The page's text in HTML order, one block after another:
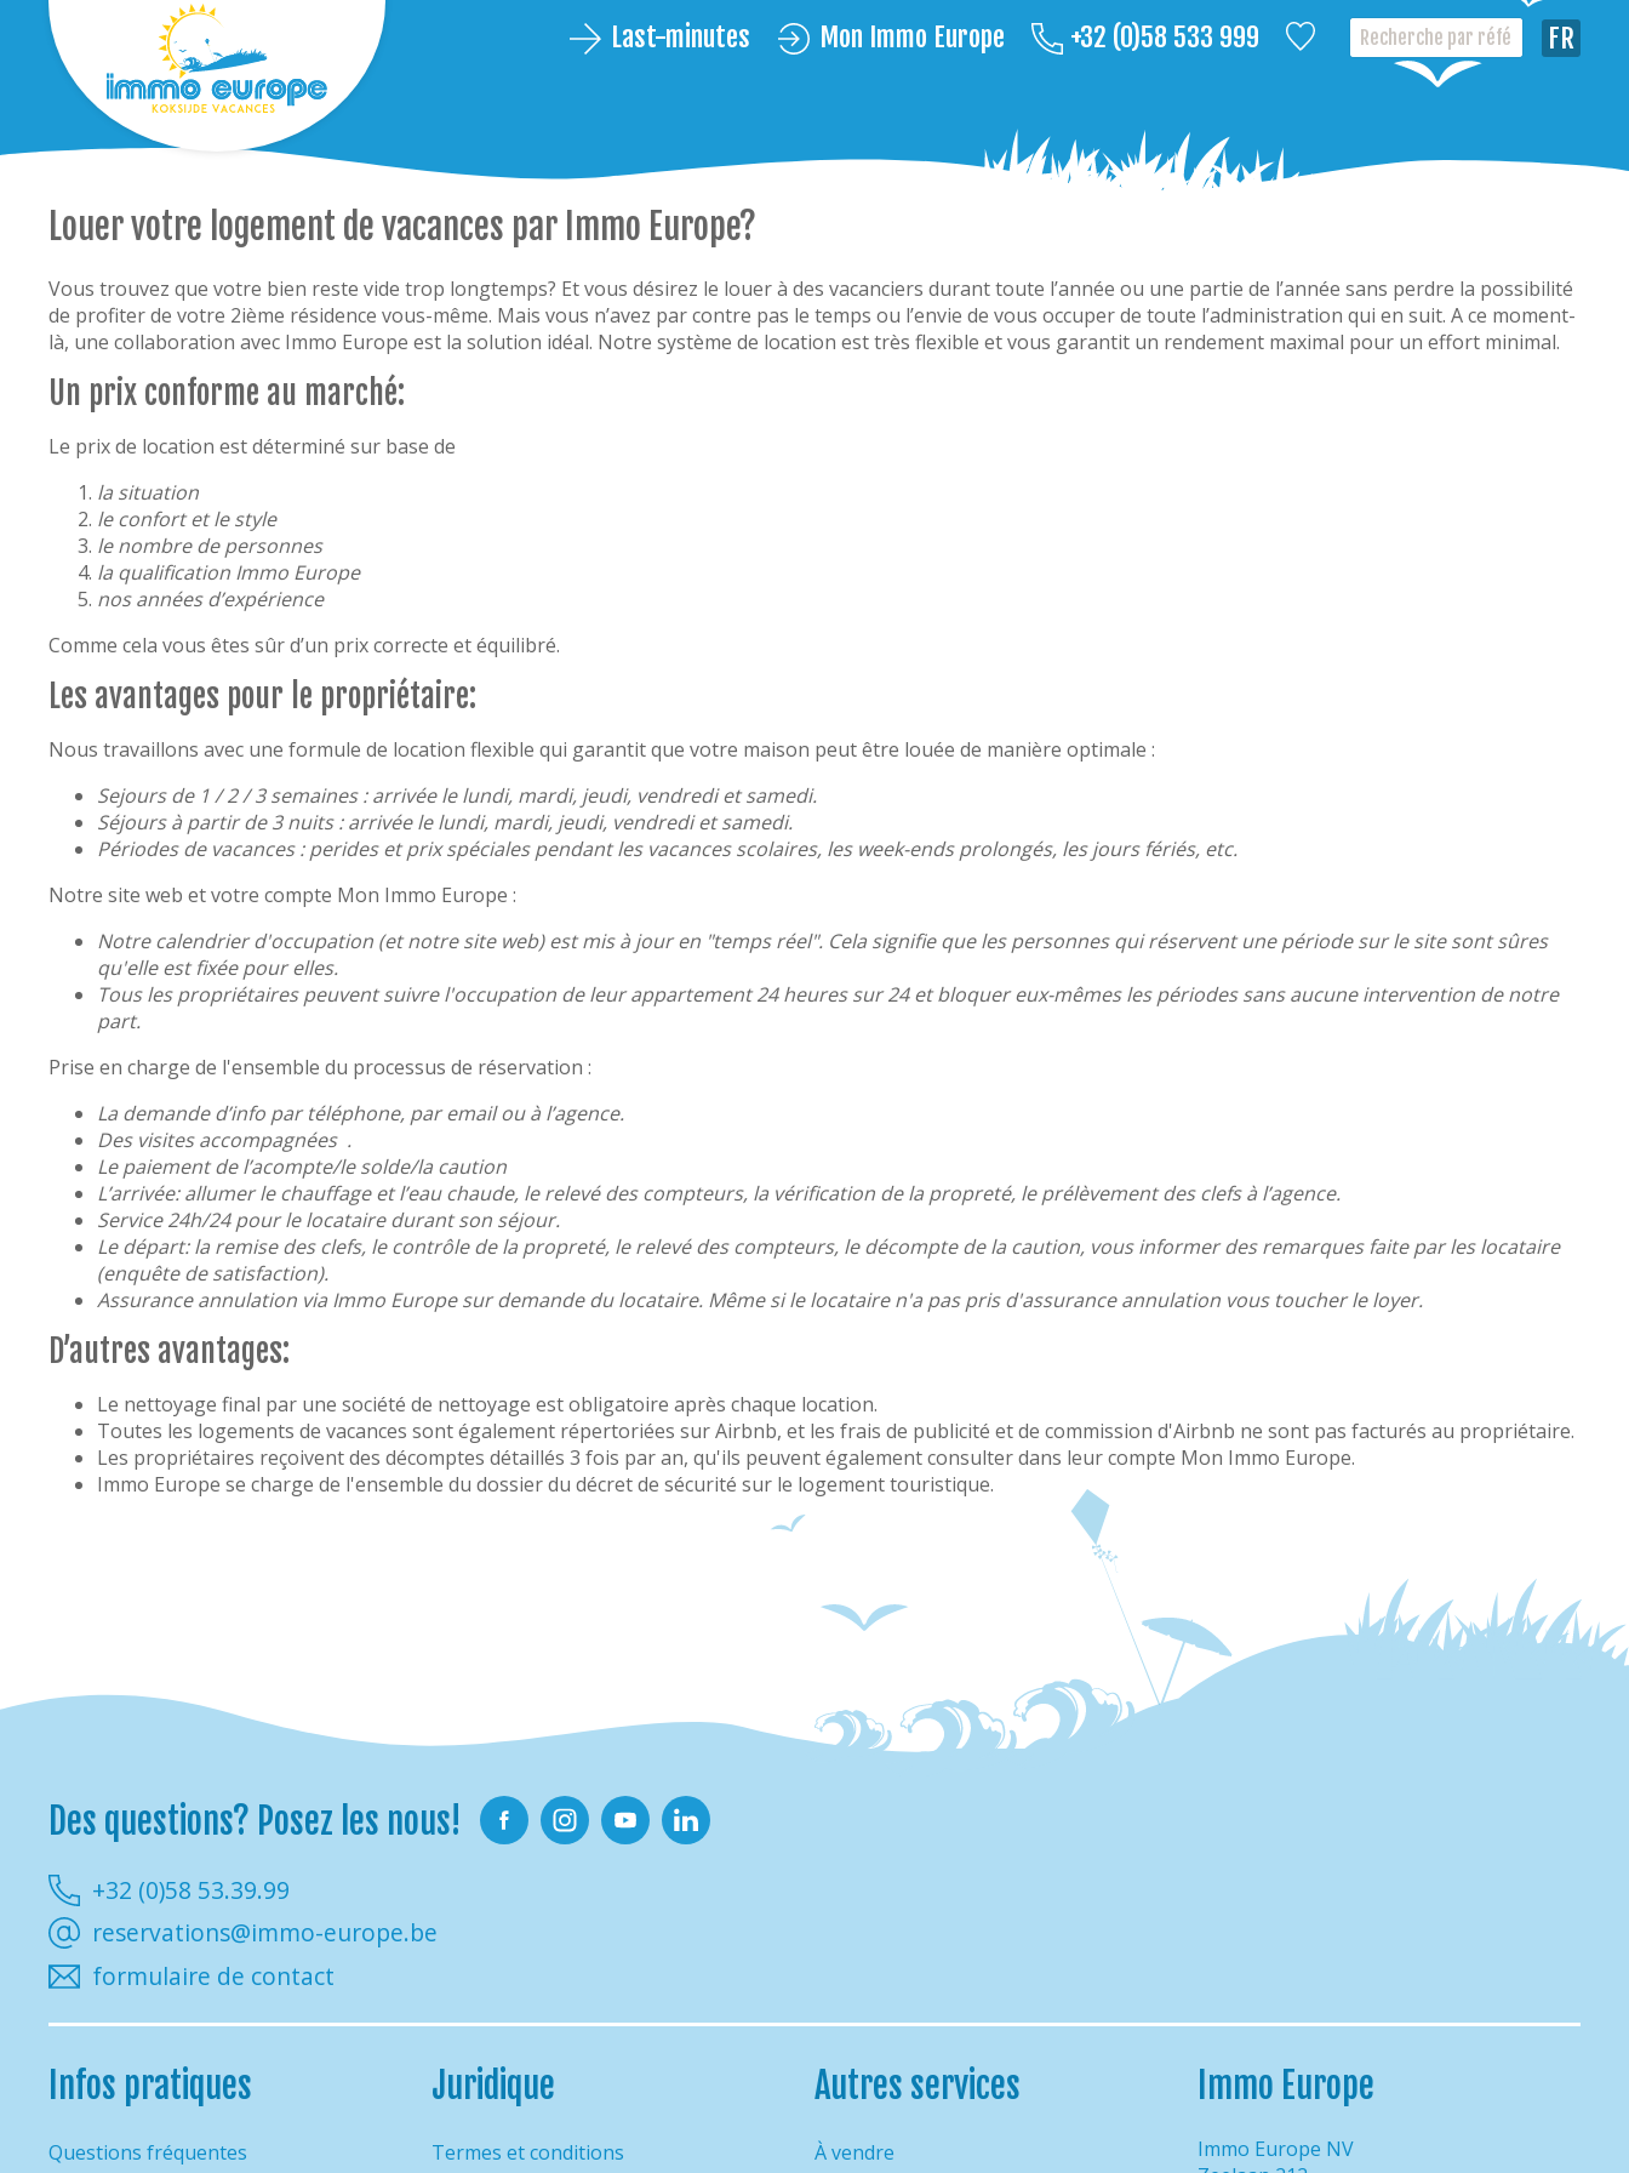
+32 (0)58 533 999
Mon Immo Europe
Last-minutes
Louer votre logement de vacances par Immo Europe?
Vous trouvez que votre bien reste vide trop longtemps? Et vous désirez le louer à des vacanciers durant toute l’année ou une partie de l’année sans perdre la possibilité
de profiter de votre 2ième résidence vous-même. Mais vous n’avez par contre pas le temps ou l’envie de vous occuper de toute l’administration qui en suit. A ce moment-
là, une collaboration avec Immo Europe est la solution idéal. Notre système de location est très flexible et vous garantit un rendement maximal pour un effort minimal.
Un prix conforme au marché:
Le prix de location est déterminé sur base de
la situation
le confort et le style
le nombre de personnes
la qualification Immo Europe
nos années d’expérience
Comme cela vous êtes sûr d’un prix correcte et équilibré.
Les avantages pour le propriétaire:
Nous travaillons avec une formule de location flexible qui garantit que votre maison peut être louée de manière optimale :
Sejours de 1 / 2 / 3 semaines : arrivée le lundi, mardi, jeudi, vendredi et samedi.
Séjours à partir de 3 nuits : arrivée le lundi, mardi, jeudi, vendredi et samedi.
Périodes de vacances : perides et prix spéciales pendant les vacances scolaires, les week-ends prolongés, les jours fériés, etc.
Notre site web et votre compte Mon Immo Europe :
Notre calendrier d'occupation (et notre site web) est mis à jour en "temps réel". Cela signifie que les personnes qui réservent une période sur le site sont sûres
qu'elle est fixée pour elles.
Tous les propriétaires peuvent suivre l'occupation de leur appartement 24 heures sur 24 et bloquer eux-mêmes les périodes sans aucune intervention de notre
part.
Prise en charge de l'ensemble du processus de réservation :
La demande d’info par téléphone, par email ou à l’agence.
Des visites accompagnées .
Le paiement de l’acompte/le solde/la caution
L’arrivée: allumer le chauffage et l’eau chaude, le relevé des compteurs, la vérification de la propreté, le prélèvement des clefs à l’agence.
Service 24h/24 pour le locataire durant son séjour.
Le départ: la remise des clefs, le contrôle de la propreté, le relevé des compteurs, le décompte de la caution, vous informer des remarques faite par les locataire
(enquête de satisfaction).
Assurance annulation via Immo Europe sur demande du locataire. Même si le locataire n'a pas pris d'assurance annulation vous toucher le loyer.
D’autres avantages:
Le nettoyage final par une société de nettoyage est obligatoire après chaque location.
Toutes les logements de vacances sont également répertoriées sur Airbnb, et les frais de publicité et de commission d'Airbnb ne sont pas facturés au propriétaire.
Les propriétaires reçoivent des décomptes détaillés 3 fois par an, qu'ils peuvent également consulter dans leur compte Mon Immo Europe.
Immo Europe se charge de l'ensemble du dossier du décret de sécurité sur le logement touristique.
Des questions? Posez les nous!
+32 (0)58 53.39.99
reservations@immo-europe.be
formulaire de contact
Infos pratiques
Questions fréquentes
Juridique
Termes et conditions
Autres services
À vendre
Immo Europe
Immo Europe NV